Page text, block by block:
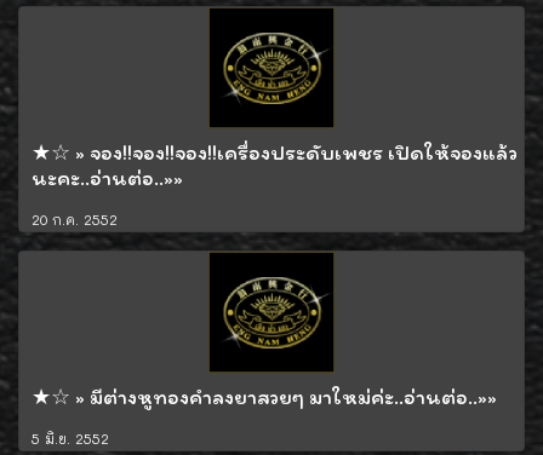
★☆ » จอง!!จอง!!จอง!!เครื่องประดับเพชร เปิดให้จองแล้ว
นะคะ..อ่านต่อ..»»
20 ก.ค. 2552
★☆ » มีต่างหูทองคำลงยาสวยๆ มาใหม่ค่ะ..อ่านต่อ..»»
5 มิ.ย. 2552